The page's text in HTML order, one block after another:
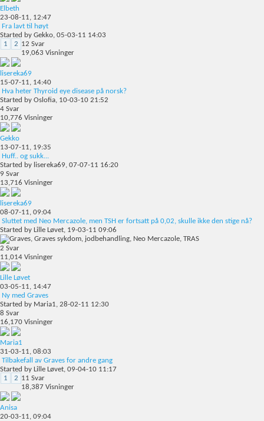
Elbeth
23-08-11, 12:47
Fra lavt til høyt
Started by Gekko, 05-03-11 14:03
1
2 12 Svar
19,063 Visninger
lisereka69
15-07-11, 14:40
Hva heter Thyroid eye disease på norsk?
Started by Oslofia, 10-03-10 21:52
4 Svar
10,776 Visninger
Gekko
13-07-11, 19:35
Huff.. og sukk...
Started by lisereka69, 07-07-11 16:20
9 Svar
13,716 Visninger
lisereka69
08-07-11, 09:04
Sluttet med Neo Mercazole, men TSH er fortsatt på 0,02, skulle ikke den stige nå?
Started by Lille Løvet, 19-03-11 09:06
2 Svar
11,014 Visninger
Lille Løvet
03-05-11, 14:47
Ny med Graves
Started by Maria1, 28-02-11 12:30
8 Svar
16,170 Visninger
Maria1
31-03-11, 08:03
Tilbakefall av Graves for andre gang
Started by Lille Løvet, 09-04-10 11:17
1
2 11 Svar
18,387 Visninger
Anisa
20-03-11, 09:04